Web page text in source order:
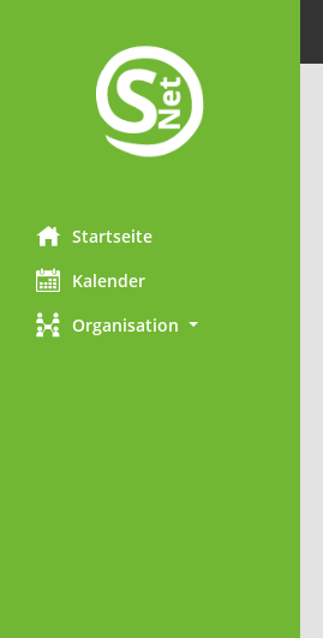
Startseite
Kalender
Organisation